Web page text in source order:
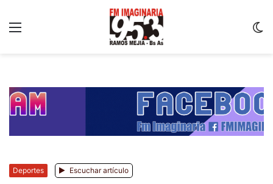
Deportes Escuchar artículo